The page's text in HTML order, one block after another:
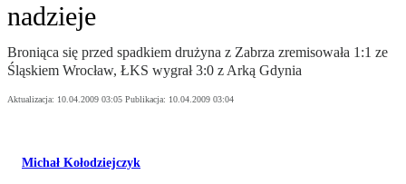
nadzieje
Broniąca się przed spadkiem drużyna z Zabrza zremisowała 1:1 ze
Śląskiem Wrocław, ŁKS wygrał 3:0 z Arką Gdynia
Aktualizacja: 10.04.2009 03:05 Publikacja: 10.04.2009 03:04
Michał Kołodziejczyk